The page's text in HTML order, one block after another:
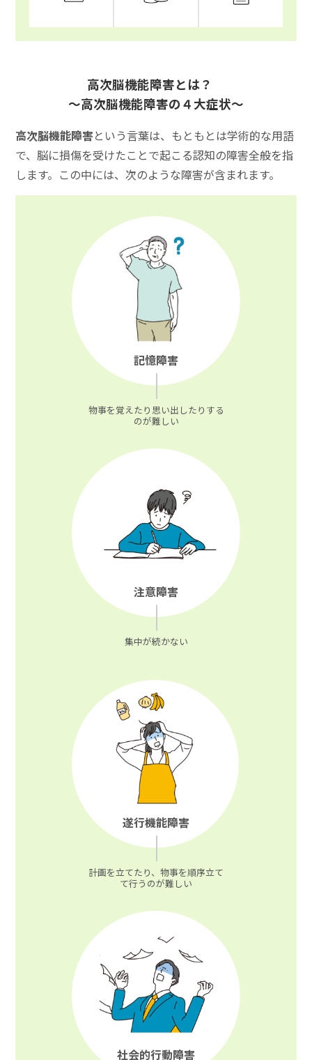
高次脳機能障害とは？
～高次脳機能障害の４大症状～
高次脳機能障害という言葉は、もともとは学術的な用語
で、脳に損傷を受けたことで起こる認知の障害全般を指
します。この中には、次のような障害が含まれます。
記憶障害
物事を覚えたり思い出したりする
のが難しい
注意障害
集中が続かない
遂行機能障害
計画を立てたり、物事を順序立て
て行うのが難しい
社会的行動障害